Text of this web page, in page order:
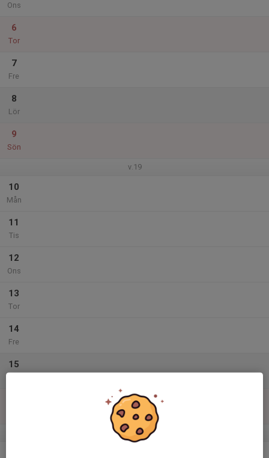
Ons
6
Tor
7
Fre
8
Lör
9
Sön
v.19
10
Mån
11
Tis
12
Ons
13
Tor
14
Fre
15
v.20